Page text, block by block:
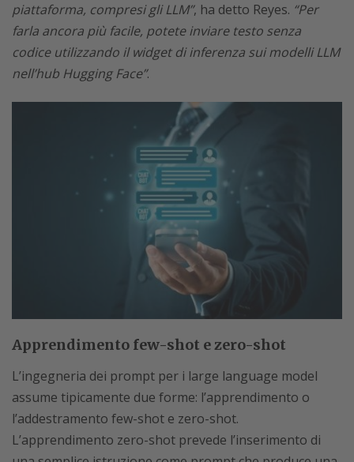
piattaforma, compresi gli LLM”, ha detto Reyes. “Per
farla ancora più facile, potete inviare testo senza
codice utilizzando il widget di inferenza sui modelli LLM
nell’hub Hugging Face”.
Apprendimento few-shot e zero-shot
L’ingegneria dei prompt per i large language model
assume tipicamente due forme: l’apprendimento o
l’addestramento few-shot e zero-shot.
L’apprendimento zero-shot prevede l’inserimento di